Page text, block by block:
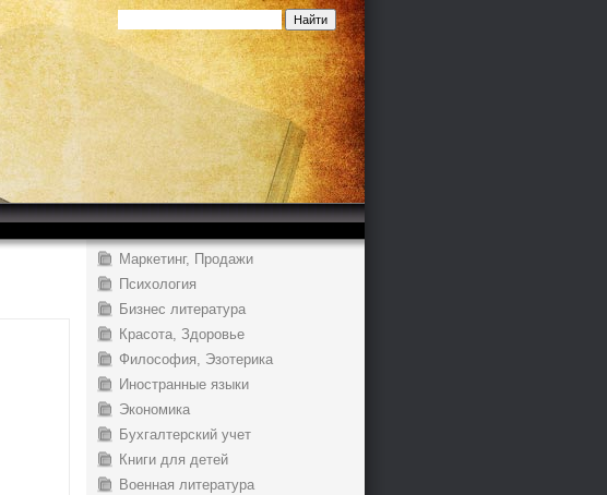
Маркетинг, Продажи
Психология
Бизнес литература
Красота, Здоровье
Философия, Эзотерика
Иностранные языки
Экономика
Бухгалтерский учет
Книги для детей
Военная литература